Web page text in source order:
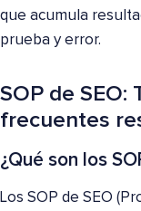
que acumula
prueba y error.
SOP de SEO:
frecuentes
¿Qué son los
Los SOP de SEO